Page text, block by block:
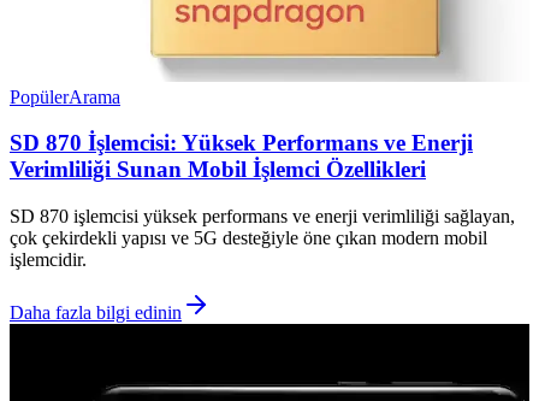
PopülerArama
SD 870 İşlemcisi: Yüksek Performans ve Enerji
Verimliliği Sunan Mobil İşlemci Özellikleri
SD 870 işlemcisi yüksek performans ve enerji verimliliği sağlayan,
çok çekirdekli yapısı ve 5G desteğiyle öne çıkan modern mobil
işlemcidir.
Daha fazla bilgi edinin